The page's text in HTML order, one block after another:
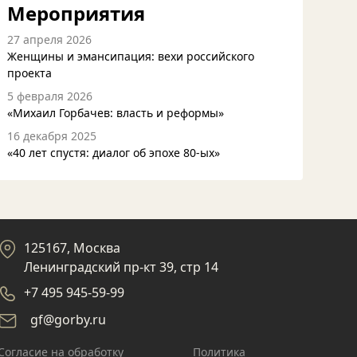
Мероприятия
27 апреля 2026
Женщины и эмансипация: вехи российского
проекта
5 февраля 2026
«Михаил Горбачев: власть и реформы»
16 декабря 2025
«40 лет спустя: диалог об эпохе 80-ых»
125167, Москва
Ленинградский пр-кт 39, стр 14
+7 495 945-59-99
gf@gorby.ru
на обработку Политика